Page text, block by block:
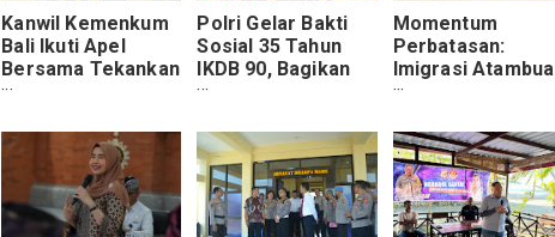
Kanwil Kemenkum
Bali Ikuti Apel
Bersama Tekankan
Netralitas ASN
Pelayanan Publik
Polri Gelar Bakti
Sosial 35 Tahun
IKDB 90, Bagikan
1.485 Paket
Rempang Batam
Momentum
Perbatasan:
Imigrasi Atambua
Panen Kangkung,